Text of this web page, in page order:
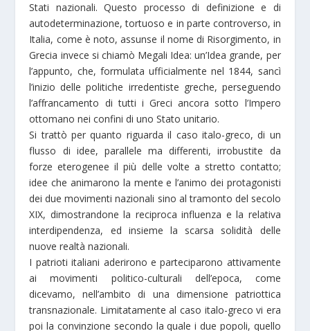
Stati nazionali. Questo processo di definizione e di
autodeterminazione, tortuoso e in parte controverso, in
Italia, come è noto, assunse il nome di Risorgimento, in
Grecia invece si chiamò Megali Idea: un’Idea grande, per
l’appunto, che, formulata ufficialmente nel 1844, sancì
l’inizio delle politiche irredentiste greche, perseguendo
l’affrancamento di tutti i Greci ancora sotto l’Impero
ottomano nei confini di uno Stato unitario.
Si trattò per quanto riguarda il caso italo-greco, di un
flusso di idee, parallele ma differenti, irrobustite da
forze eterogenee il più delle volte a stretto contatto;
idee che animarono la mente e l’animo dei protagonisti
dei due movimenti nazionali sino al tramonto del secolo
XIX, dimostrandone la reciproca influenza e la relativa
interdipendenza, ed insieme la scarsa solidità delle
nuove realtà nazionali.
I patrioti italiani aderirono e parteciparono attivamente
ai movimenti politico-culturali dell’epoca, come
dicevamo, nell’ambito di una dimensione patriottica
transnazionale. Limitatamente al caso italo-greco vi era
poi la convinzione secondo la quale i due popoli, quello